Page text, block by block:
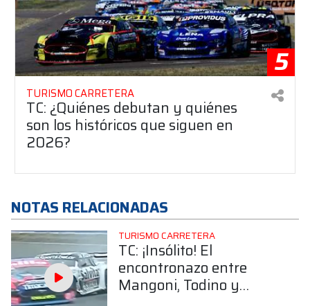
5
TURISMO CARRETERA
TC: ¿Quiénes debutan y quiénes
son los históricos que siguen en
2026?
NOTAS RELACIONADAS
TURISMO CARRETERA
TC: ¡Insólito! El
encontronazo entre
Mangoni, Todino y